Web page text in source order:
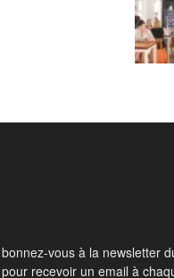
bonnez-vous à la newsletter
pour recevoir un email à